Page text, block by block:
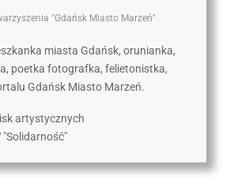
"Gdańsk Miasto Marzeń"
miasta Gdańsk, orunianka,
poetka fotografka, felietonistka,
Gdańsk Miasto Marzeń.
artystycznych
"Solidarność"